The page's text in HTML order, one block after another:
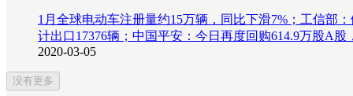
1月全球电动车注册量约15万辆，同比下滑7%；工信部
计出口17376辆；中国平安：今日再度回购614.9万股A
2020-03-05
没有更多